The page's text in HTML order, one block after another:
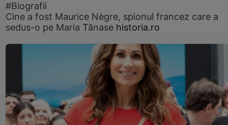
#Biografii
Cine a fost Maurice Nègre, spionul francez care a
sedus-o pe Maria Tănase historia.ro